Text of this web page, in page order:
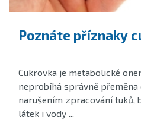
Poznáte příznaky
Cukrovka je metabolické
neprobíhá správně
narušením zpracování tuků,
látek i vody ...